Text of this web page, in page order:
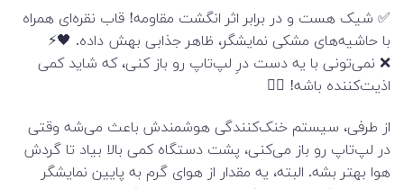
✅ شیک هست و در برابر اثر انگشت مقاومه! قاب نقره‌ای همراه
با حاشیه‌های مشکی نمایشگر، ظاهر جذابی بهش داده. 🖤⚡
❌ نمی‌تونی با یه دست درِ لپ‌تاپ رو باز کنی، که شاید کمی
اذیت‌کننده باشه! 🤦‍♂️
از طرفی، سیستم خنک‌کنندگی هوشمندش باعث می‌شه وقتی
در لپ‌تاپ رو باز می‌کنی، پشت دستگاه کمی بالا بیاد تا گردش
هوا بهتر بشه. البته، یه مقدار از هوای گرم به پایین نمایشگر